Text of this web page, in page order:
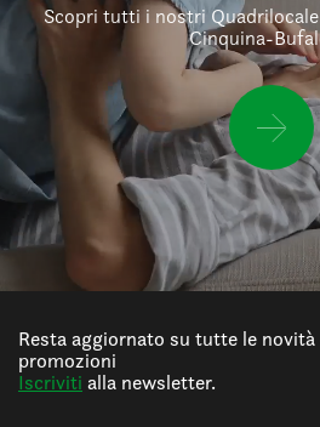
Scopri tutti i nostri
Cinquina-
Resta aggiornato su tutte le novità
promozioni
Iscriviti alla newsletter.